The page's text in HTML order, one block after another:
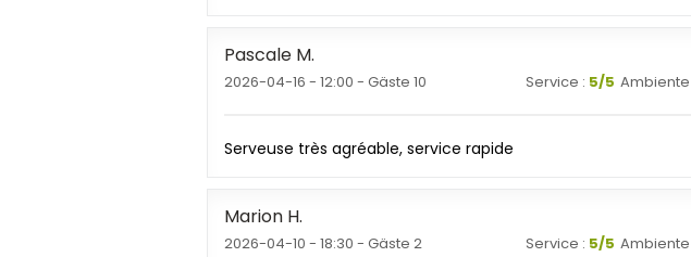
Pascale M
2026-04-16 - 12:00 - Gäste 10 Service : 5/5 Ambiente
Serveuse très agréable, service rapide
Marion H
2026-04-10 - 18:30 - Gäste 2 Service : 5/5 Ambiente